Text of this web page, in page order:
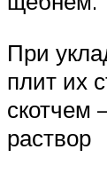
При
плит их
скотчем
раствор